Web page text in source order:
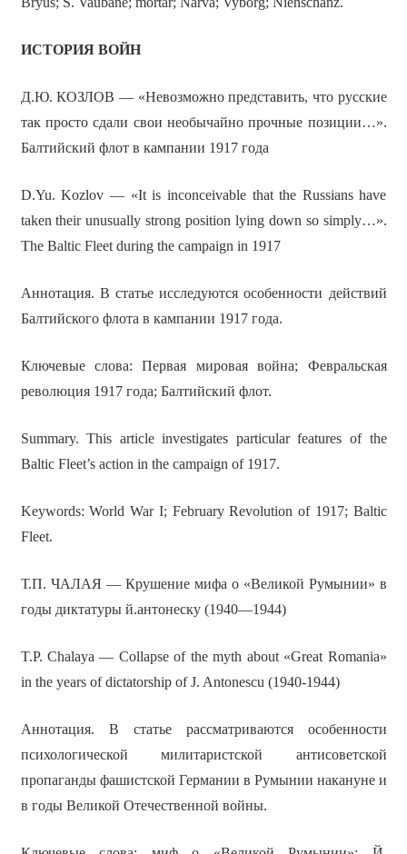
ИСТОРИЯ ВОЙН
Д.Ю. КОЗЛОВ — «Невозможно представить, что русские
так просто сдали свои необычайно прочные позиции…».
Балтийский флот в кампании 1917 года
D.Yu. Kozlov — «It is inconceivable that the Russians have
taken their unusually strong position lying down so simply…».
The Baltic Fleet during the campaign in 1917
Аннотация. В статье исследуются особенности действий
Балтийского флота в кампании 1917 года.
Ключевые слова: Первая мировая война; Февральская
революция 1917 года; Балтийский флот.
Summary. This article investigates particular features of the
Baltic Fleet’s action in the campaign of 1917.
Keywords: World War I; February Revolution of 1917; Baltic
Fleet.
Т.П. ЧАЛАЯ — Крушение мифа о «Великой Румынии» в
годы диктатуры й.антонеску (1940—1944)
T.P. Chalaya — Collapse of the myth about «Great Romania»
in the years of dictatorship of J. Antonescu (1940-1944)
Аннотация. В статье рассматриваются особенности
психологической милитаристской антисоветской
пропаганды фашистской Германии в Румынии накануне и
в годы Великой Отечественной войны.